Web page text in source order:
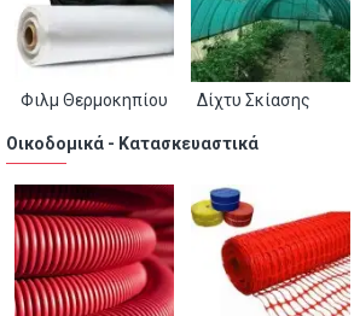
Φιλμ Θερμοκηπίου Δίχτυ Σκίασης
Οικοδομικά - Κατασκευαστικά